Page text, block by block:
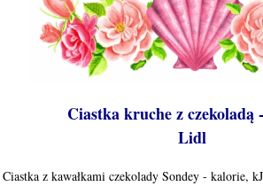
Ciastka kruche z czekoladą
Lidl